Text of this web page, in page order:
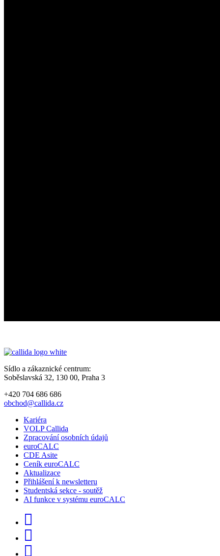
Sídlo a zákaznické centrum:
Soběslavská 32, 130 00, Praha 3
+420 704 686 686
obchod@callida.cz
Kariéra
VOLP Callida
Zpracování osobních údajů
euroCALC
CDE Asite
Ceník euroCALC
Aktualizace
Přihlášení k newsletteru
Studentská sekce - soutěž
AI funkce v systému euroCALC